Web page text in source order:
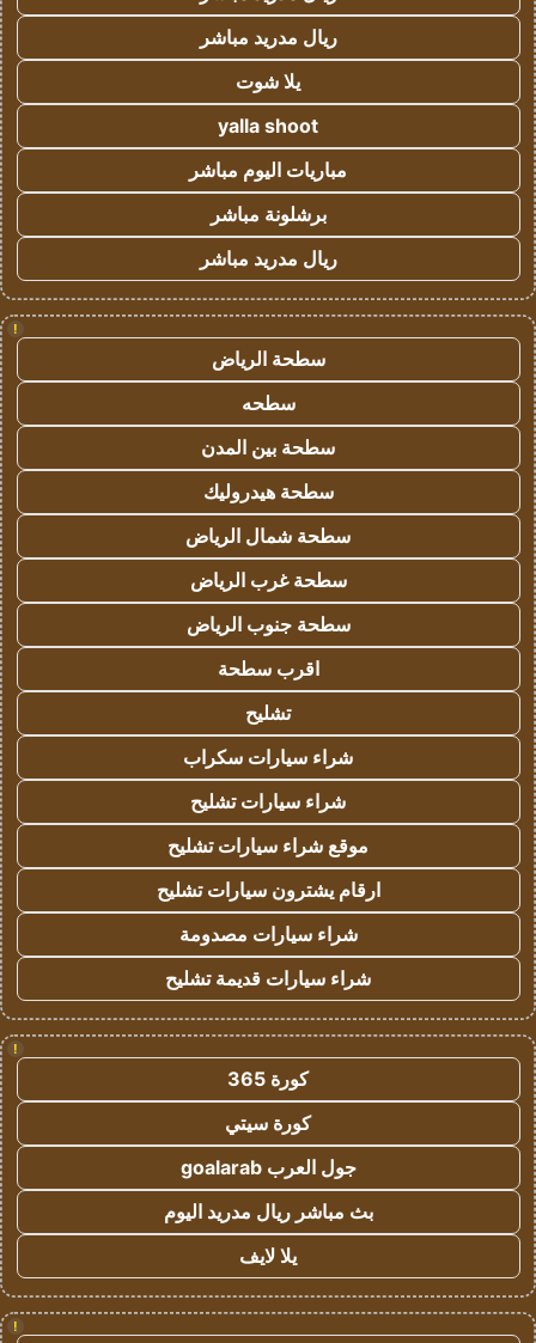
ريال مدريد مباشر
يلا شوت
yalla shoot
مباريات اليوم مباشر
برشلونة مباشر
ريال مدريد مباشر
!
سطحة الرياض
سطحه
سطحة بين المدن
سطحة هيدروليك
سطحة شمال الرياض
سطحة غرب الرياض
سطحة جنوب الرياض
اقرب سطحة
تشليح
شراء سيارات سكراب
شراء سيارات تشليح
موقع شراء سيارات تشليح
ارقام يشترون سيارات تشليح
شراء سيارات مصدومة
شراء سيارات قديمة تشليح
!
كورة 365
كورة سيتي
جول العرب goalarab
بث مباشر ريال مدريد اليوم
يلا لايف
!